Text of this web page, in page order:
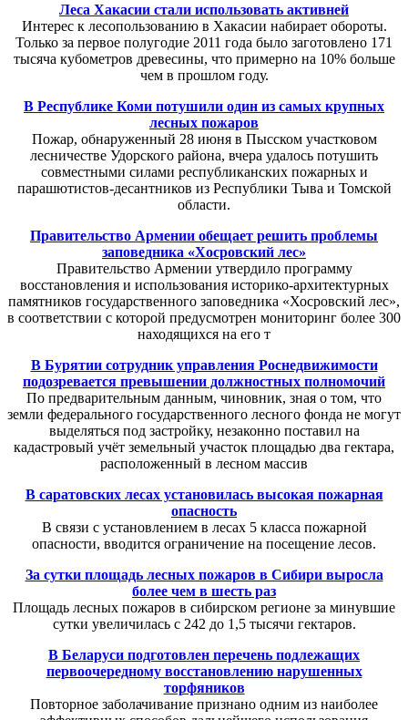
Леса Хакасии стали использовать активней
Интерес к лесопользованию в Хакасии набирает обороты.
Только за первое полугодие 2011 года было заготовлено 171
тысяча кубометров древесины, что примерно на 10% больше
чем в прошлом году.
В Республике Коми потушили один из самых крупных
лесных пожаров
Пожар, обнаруженный 28 июня в Пысском участковом
лесничестве Удорского района, вчера удалось потушить
совместными силами республиканских пожарных и
парашютистов-десантников из Республики Тыва и Томской
области.
Правительство Армении обещает решить проблемы
заповедника «Хосровский лес»
Правительство Армении утвердило программу
восстановления и использования историко-архитектурных
памятников государственного заповедника «Хосровский лес»,
в соответствии с которой предусмотрен мониторинг более 300
находящихся на его т
В Бурятии сотрудник управления Роснедвижимости
подозревается превышении должностных полномочий
По предварительным данным, чиновник, зная о том, что
земли федерального государственного лесного фонда не могут
выделяться под застройку, незаконно поставил на
кадастровый учёт земельный участок площадью два гектара,
расположенный в лесном массив
В саратовских лесах установилась высокая пожарная
опасность
В связи с установлением в лесах 5 класса пожарной
опасности, вводится ограничение на посещение лесов.
За сутки площадь лесных пожаров в Сибири выросла
более чем в шесть раз
Площадь лесных пожаров в сибирском регионе за минувшие
сутки увеличилась с 242 до 1,5 тысячи гектаров.
В Беларуси подготовлен перечень подлежащих
первоочередному восстановлению нарушенных
торфяников
Повторное заболачивание признано одним из наиболее